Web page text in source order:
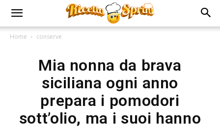
Home conserve
Mia nonna da brava
siciliana ogni anno
prepara i pomodori
sott’olio, ma i suoi hanno